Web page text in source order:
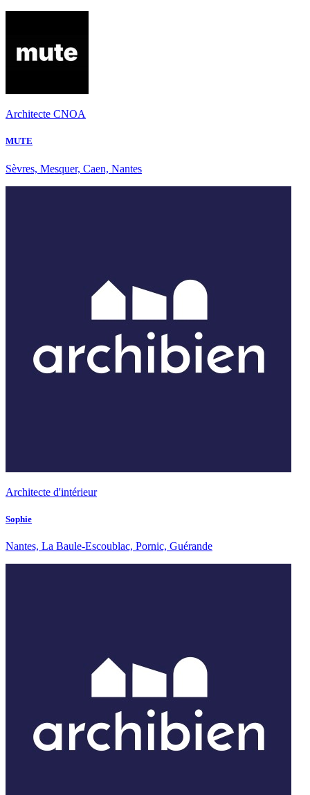
Architecte CNOA
MUTE
Sèvres, Mesquer, Caen, Nantes
Architecte d'intérieur
Sophie
Nantes, La Baule-Escoublac, Pornic, Guérande